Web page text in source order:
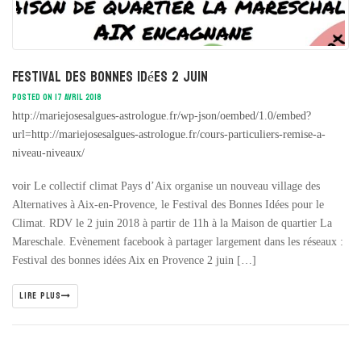
Festival des bonnes idées 2 juin
POSTED ON 17 AVRIL 2018
http://mariejosesalgues-astrologue.fr/wp-json/oembed/1.0/embed?
url=http://mariejosesalgues-astrologue.fr/cours-particuliers-remise-a-
niveau-niveaux/
voir Le collectif climat Pays d’Aix organise un nouveau village des
Alternatives à Aix-en-Provence, le Festival des Bonnes Idées pour le
Climat. RDV le 2 juin 2018 à partir de 11h à la Maison de quartier La
Mareschale. Evènement facebook à partager largement dans les réseaux :
Festival des bonnes idées Aix en Provence 2 juin […]
LIRE PLUS